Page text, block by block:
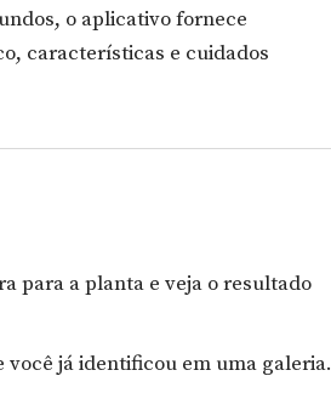
o aplicativo fornece
características e cuidados
para a planta e veja o resultado
você já identificou em uma galeria.